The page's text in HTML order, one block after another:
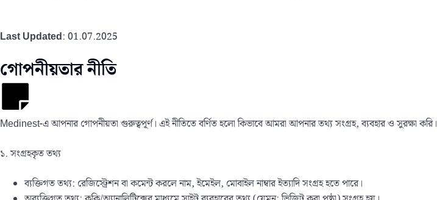
Last Updated: 01.07.2025
গোপনীয়তার নীতি
Medinest-এ আপনার গোপনীয়তা গুরুত্বপূর্ণ। এই নীতিতে বর্ণিত হলো কিভাবে আমরা আপনার তথ্য সংগ্রহ, ব্যবহার ও সুরক্ষা করি।
১. সংগ্রহকৃত তথ্য
ব্যক্তিগত তথ্য: রেজিস্ট্রেশন বা কমেন্ট করলে নাম, ইমেইল, মোবাইল নাম্বার ইত্যাদি সংগ্রহ হতে পারে।